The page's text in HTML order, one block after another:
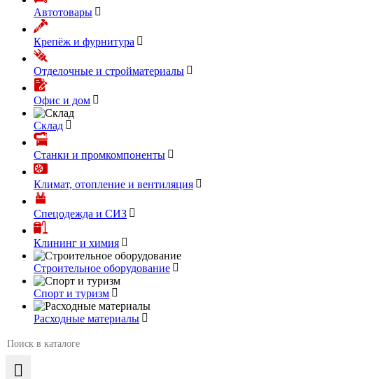
Автотовары
Крепёж и фурнитура
Отделочные и стройматериалы
Офис и дом
Склад
Станки и промкомпоненты
Климат, отопление и вентиляция
Спецодежда и СИЗ
Клининг и химия
Строительное оборудование
Спорт и туризм
Расходные материалы